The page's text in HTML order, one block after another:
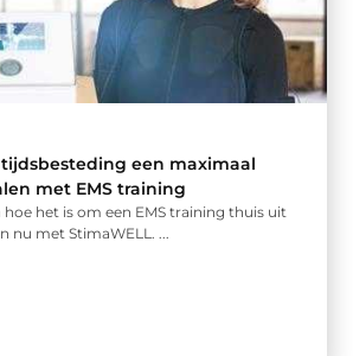
een maximaal
met EMS training
hoe het is om een EMS training thuis uit
nu met StimaWELL. ...